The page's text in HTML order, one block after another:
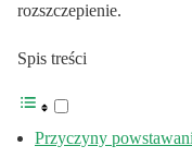
rozszczepienie.
Spis treści
Przyczyny